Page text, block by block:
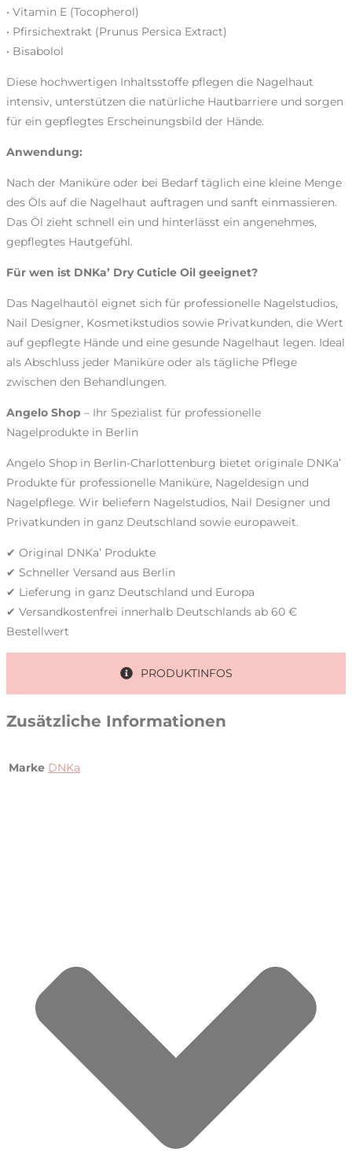
• Vitamin E (Tocopherol)
• Pfirsichextrakt (Prunus Persica Extract)
• Bisabolol
Diese hochwertigen Inhaltsstoffe pflegen die Nagelhaut
intensiv, unterstützen die natürliche Hautbarriere und sorgen
für ein gepflegtes Erscheinungsbild der Hände.
Anwendung:
Nach der Maniküre oder bei Bedarf täglich eine kleine Menge
des Öls auf die Nagelhaut auftragen und sanft einmassieren.
Das Öl zieht schnell ein und hinterlässt ein angenehmes,
gepflegtes Hautgefühl.
Für wen ist DNKa’ Dry Cuticle Oil geeignet?
Das Nagelhautöl eignet sich für professionelle Nagelstudios,
Nail Designer, Kosmetikstudios sowie Privatkunden, die Wert
auf gepflegte Hände und eine gesunde Nagelhaut legen. Ideal
als Abschluss jeder Maniküre oder als tägliche Pflege
zwischen den Behandlungen.
Angelo Shop – Ihr Spezialist für professionelle
Nagelprodukte in Berlin
Angelo Shop in Berlin-Charlottenburg bietet originale DNKa’
Produkte für professionelle Maniküre, Nageldesign und
Nagelpflege. Wir beliefern Nagelstudios, Nail Designer und
Privatkunden in ganz Deutschland sowie europaweit.
✔ Original DNKa’ Produkte
✔ Schneller Versand aus Berlin
✔ Lieferung in ganz Deutschland und Europa
✔ Versandkostenfrei innerhalb Deutschlands ab 60 €
Bestellwert
PRODUKTINFOS
Zusätzliche Informationen
Marke DNKa